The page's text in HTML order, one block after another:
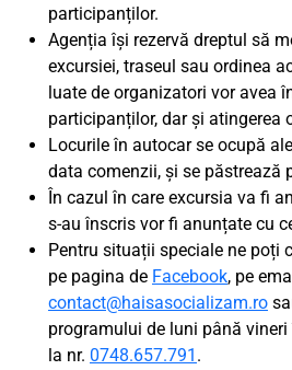
participanților.
Agenția își rezervă dreptul să
excursiei, traseul sau ordinea
luate de organizatori vor avea
participanților, dar și atingerea
Locurile în autocar se ocupă
data comenzii, și se păstrează
În cazul în care excursia va fi
s-au înscris vor fi anunțate cu
Pentru situații speciale ne poți
pe pagina de Facebook, pe
contact@haisasocializam.ro
programului de luni până
la nr. 0748.657.791 .